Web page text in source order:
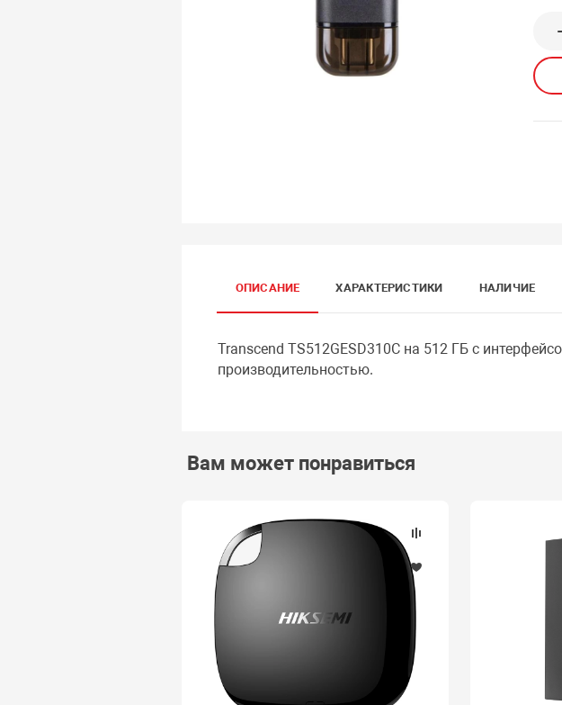
ОПИСАНИЕ ХАРАКТЕРИСТИКИ НАЛИЧИЕ
Transcend TS512GESD310C на 512 ГБ с
производительностью.
Вам может понравиться